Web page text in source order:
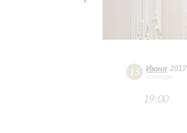
15 Июня 2017
четверг
19:00